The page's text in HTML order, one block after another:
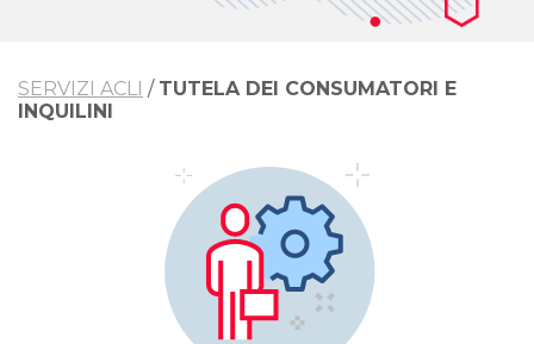
SERVIZI ACLI / TUTELA DEI CONSUMATORI E
INQUILINI